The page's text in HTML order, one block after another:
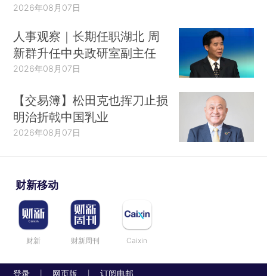
2026年08月07日
人事观察｜长期任职湖北 周
新群升任中央政研室副主任
2026年08月07日
【交易簿】松田克也挥刀止损
明治折戟中国乳业
2026年08月07日
财新移动
财新 财新周刊 Caixin
登录 网页版 订阅电邮